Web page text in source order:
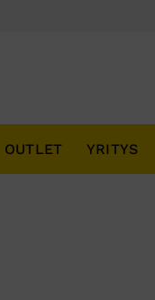
OUTLET YRITYS